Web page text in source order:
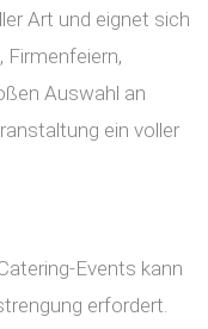
Art und eignet sich
Firmenfeiern,
Auswahl an
ein voller
Events kann
erfordert.